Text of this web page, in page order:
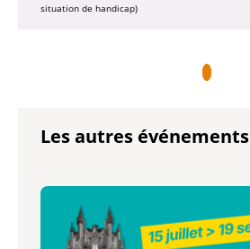
situation de handicap)
Les autres événements